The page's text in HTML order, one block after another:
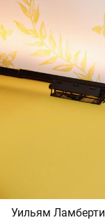
Уильям Ламберти